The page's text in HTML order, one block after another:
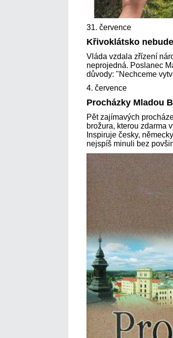
31. července
Křivoklátsko
Vláda vzdala zřízení
neprojedná. Poslanec
důvody: "Nechceme
4. července
Procházky Mladou
Pět zajímavých
brožura, kterou zdarma
Inspiruje česky,
nejspíš minuli bez